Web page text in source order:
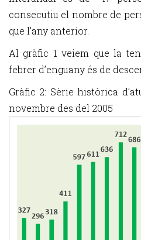
consecutiu el nombre de
que l’any anterior.
Al gràfic 1 veiem que la
febrer d’enguany és de
Gràfic 2: Sèrie històrica
novembre des del 2005